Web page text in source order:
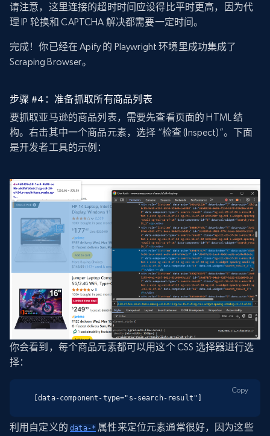
请注意，这里连接的超时时间应设得比平时更高，因为代
理 IP 轮换和 CAPTCHA 解决都需要一定时间。
完成！你已经在 Apify 的 Playwright 环境里成功集成了
Scraping Browser。
步骤 #4：准备抓取所有商品列表
要抓取亚马逊的商品列表，需要先查看页面的 HTML 结
构。右击其中一个商品元素，选择 “检查 (Inspect)”。下面
是开发者工具的示例：
你会看到，每个商品元素都可以用这个 CSS 选择器进行选
择：
[data-component-type="s-search-result"]
Copy
利用自定义的data-* 属性来定位元素通常很好，因为这些